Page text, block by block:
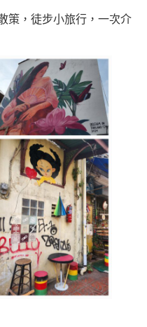
策，徒步小旅行，一次介